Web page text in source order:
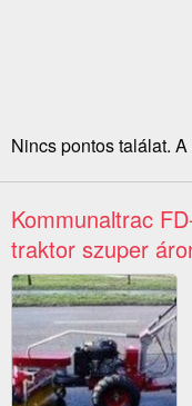
Nincs pontos találat.
Kommunaltrac
traktor szuper